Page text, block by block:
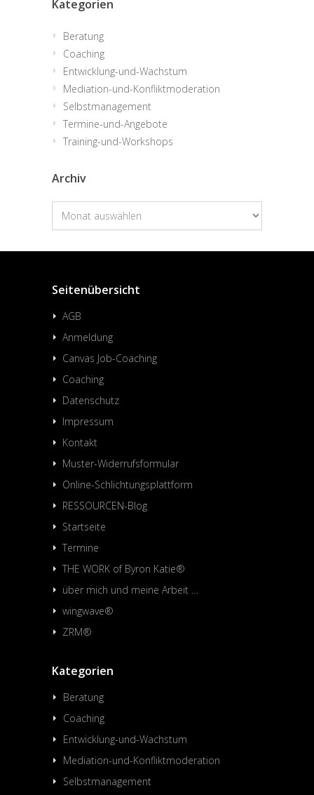
Kategorien
Beratung
Coaching
Entwicklung-und-Wachstum
Mediation-und-Konfliktmoderation
Selbstmanagement
Termine-und-Angebote
Training-und-Workshops
Archiv
Seitenübersicht
AGB
Anmeldung
Canvas Job-Coaching
Coaching
Datenschutz
Impressum
Kontakt
Muster-Widerrufsformular
Online-Schlichtungsplattform
RESSOURCEN-Blog
Startseite
Termine
THE WORK of Byron Katie®
über mich und meine Arbeit …
wingwave®
ZRM®
Kategorien
Beratung
Coaching
Entwicklung-und-Wachstum
Mediation-und-Konfliktmoderation
Selbstmanagement